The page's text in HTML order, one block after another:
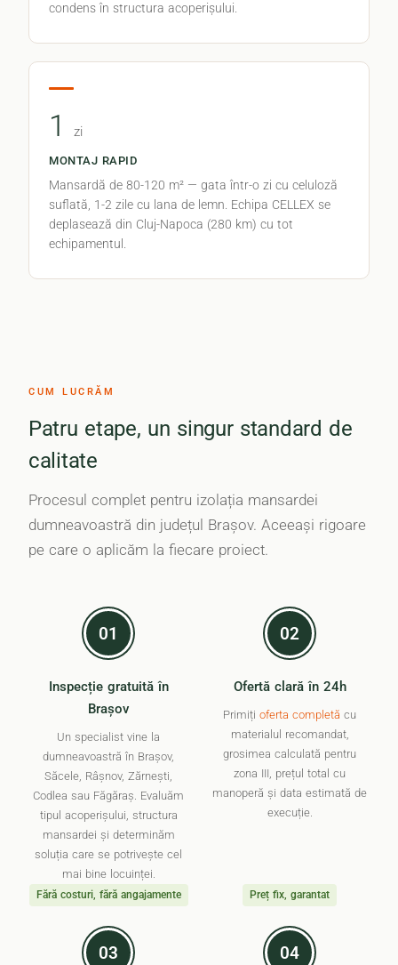
condens în structura acoperișului.
1 zi
MONTAJ RAPID
Mansardă de 80-120 m² — gata într-o zi cu celuloză
suflată, 1-2 zile cu lana de lemn. Echipa CELLEX se
deplasează din Cluj-Napoca (280 km) cu tot
echipamentul.
CUM LUCRĂM
Patru etape, un singur standard de
calitate
Procesul complet pentru izolația mansardei
dumneavoastră din județul Brașov. Aceeași rigoare
pe care o aplicăm la fiecare proiect.
01
Inspecție gratuită în
Brașov
Un specialist vine la
dumneavoastră în Brașov,
Săcele, Râșnov, Zărnești,
Codlea sau Făgăraș. Evaluăm
tipul acoperișului, structura
mansardei și determinăm
soluția care se potrivește cel
mai bine locuinței.
Fără costuri, fără angajamente
02
Ofertă clară în 24h
Primiți oferta completă cu
materialul recomandat,
grosimea calculată pentru
zona III, prețul total cu
manoperă și data estimată de
execuție.
Preț fix, garantat
03 04